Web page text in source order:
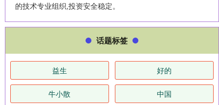
的技术专业组织,投资安全稳定。
话题标签
益生 好的
牛小散 中国